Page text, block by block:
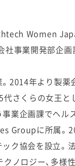
Women
社事業開発部企画
2014年より製
代さくらの女王
業企画課でヘル
Groupに所属。
ク協会を設立
クノロジー、多